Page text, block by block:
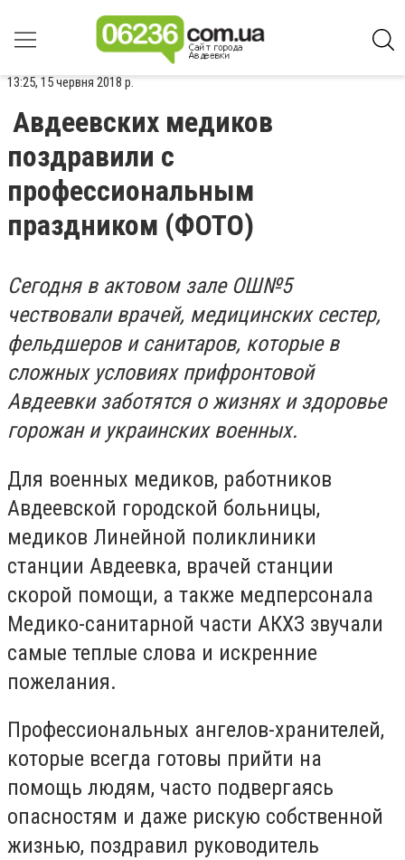
13:25, 15 червня 2018 р.
Авдеевских медиков
поздравили с
профессиональным
праздником (ФОТО)
Сегодня в актовом зале ОШ№5
чествовали врачей, медицинских сестер,
фельдшеров и санитаров, которые в
сложных условиях прифронтовой
Авдеевки заботятся о жизнях и здоровье
горожан и украинских военных.
Для военных медиков, работников
Авдеевской городской больницы,
медиков Линейной поликлиники
станции Авдеевка, врачей станции
скорой помощи, а также медперсонала
Медико-санитарной части АКХЗ звучали
самые теплые слова и искренние
пожелания.
Профессиональных ангелов-хранителей,
которые всегда готовы прийти на
помощь людям, часто подвергаясь
опасностям и даже рискую собственной
жизнью, поздравил руководитель